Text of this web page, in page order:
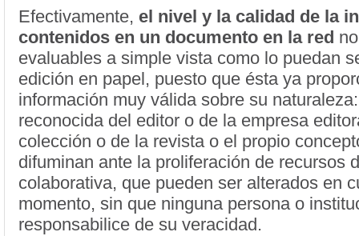
Efectivamente, el nivel y la calidad de la
contenidos en un documento en la red
evaluables a simple vista como lo puedan
edición en papel, puesto que ésta ya
información muy válida sobre su
reconocida del editor o de la empresa
colección o de la revista o el propio
difuminan ante la proliferación de recursos
colaborativa, que pueden ser alterados en
momento, sin que ninguna persona o
responsabilice de su veracidad.